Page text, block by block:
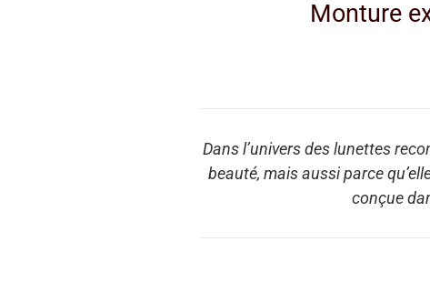
Monture
Dans l’univers des lunettes
beauté, mais aussi parce
conçue